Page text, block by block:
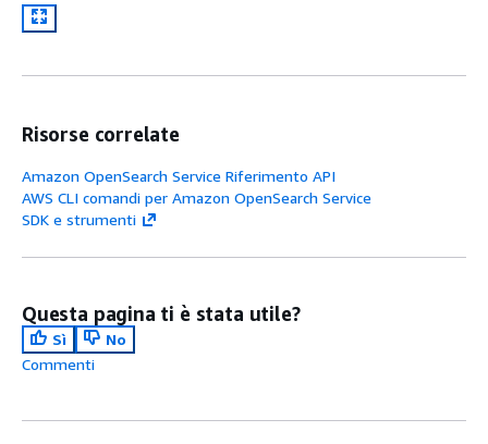
Risorse correlate
Amazon OpenSearch Service Riferimento API
AWS CLI comandi per Amazon OpenSearch Service
SDK e strumenti
Questa pagina ti è stata utile?
Sì
No
Commenti